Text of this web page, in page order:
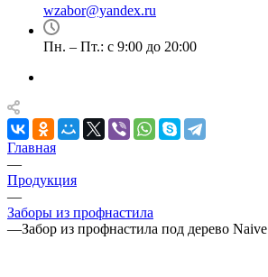
wzabor@yandex.ru
Пн. – Пт.: с 9:00 до 20:00
Главная
—
Продукция
—
Заборы из профнастила
—Забор из профнастила под дерево Naive